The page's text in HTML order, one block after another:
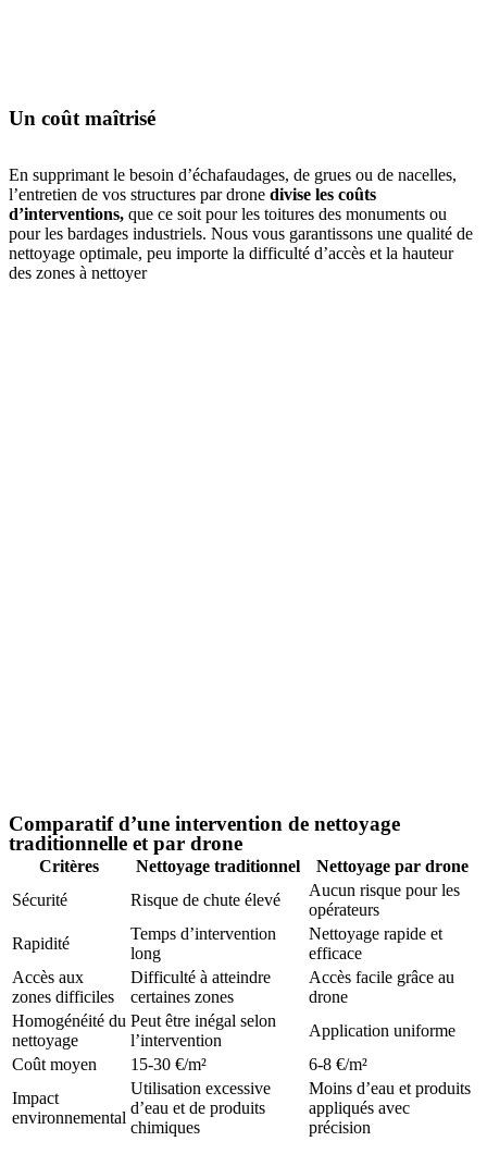
Un coût maîtrisé
En supprimant le besoin d’échafaudages, de grues ou de nacelles,
l’entretien de vos structures par drone divise les coûts
d’interventions, que ce soit pour les toitures des monuments ou
pour les bardages industriels. Nous vous garantissons une qualité de
nettoyage optimale, peu importe la difficulté d’accès et la hauteur
des zones à nettoyer
Comparatif d’une intervention de nettoyage
traditionnelle et par drone
Critères Nettoyage traditionnel
Nettoyage par drone
Sécurité
Risque de chute élevé
Aucun risque pour les
opérateurs
Rapidité
Temps d’intervention
long
Nettoyage rapide et
efficace
Accès aux
zones difficiles
Difficulté à atteindre
certaines zones
Accès facile grâce au
drone
Homogénéité du
nettoyage
Peut être inégal selon
l’intervention
Application uniforme
Coût moyen
15-30 €/m²
6-8 €/m²
Impact
environnemental
Utilisation excessive
d’eau et de produits
chimiques
Moins d’eau et produits
appliqués avec
précision